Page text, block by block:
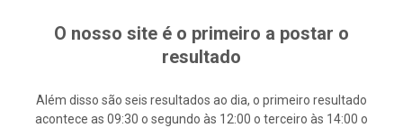
O nosso site é o primeiro a postar o
resultado
Além disso são seis resultados ao dia, o primeiro resultado
acontece as 09:30 o segundo às 12:00 o terceiro às 14:00 o